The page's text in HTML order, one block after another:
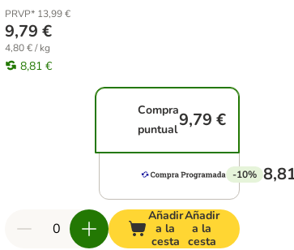
PRVP* 13,99 €
9,79 €
4,80 € / kg
8,81 €
Compra
puntual9,79 €
-10%
Añadir
a la
cesta
Añadir
a la
cesta